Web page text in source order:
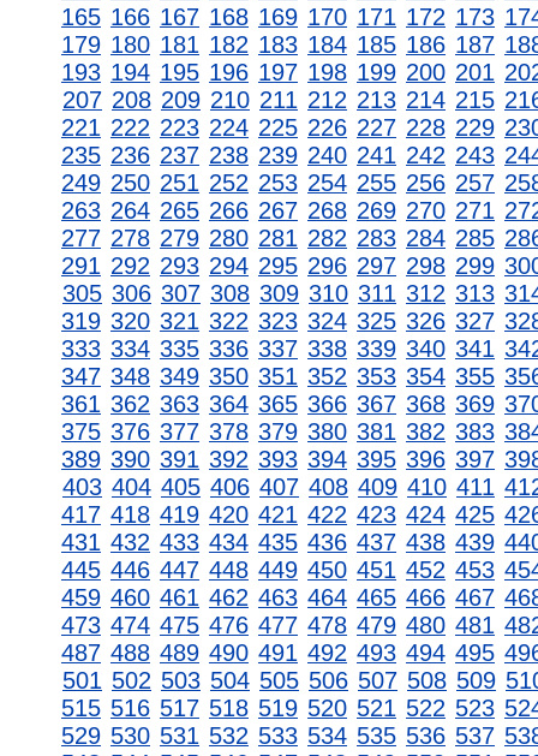
165 166 167 168 169 170 171 172 173
179 180 181 182 183 184 185 186 187
193 194 195 196 197 198 199 200 201
207 208 209 210 211 212 213 214 215
221 222 223 224 225 226 227 228 229
235 236 237 238 239 240 241 242 243
249 250 251 252 253 254 255 256 257
263 264 265 266 267 268 269 270 271
277 278 279 280 281 282 283 284 285
291 292 293 294 295 296 297 298 299
305 306 307 308 309 310 311 312 313
319 320 321 322 323 324 325 326 327
333 334 335 336 337 338 339 340 341
347 348 349 350 351 352 353 354 355
361 362 363 364 365 366 367 368 369
375 376 377 378 379 380 381 382 383
389 390 391 392 393 394 395 396 397
403 404 405 406 407 408 409 410 411
417 418 419 420 421 422 423 424 425
431 432 433 434 435 436 437 438 439
445 446 447 448 449 450 451 452 453
459 460 461 462 463 464 465 466 467
473 474 475 476 477 478 479 480 481
487 488 489 490 491 492 493 494 495
501 502 503 504 505 506 507 508 509
515 516 517 518 519 520 521 522 523
529 530 531 532 533 534 535 536 537